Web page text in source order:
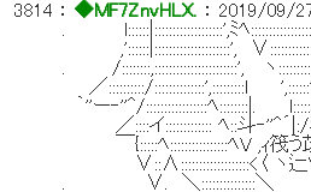
3814 ：◆MF7ZnvHLX. ：2019/09/
. l::::::|:::::::::::::::::::',ﾐﾍ
,'::::::|:::::::::::::::::::::',
. /::::::::,:::::::::::::::::::::::', ヽ
／::::::::::/::::::::::::::',:::::::::l
｀''ー‐''^/:::::::::::::::::ﾍ::::::::|.
／::::イ::::::::::::: ﾍ::斗
￣{:::::ﾍ::::::::::::::::ﾍV
∨::∧:::::::::::::::::::<
. ∨. ＼